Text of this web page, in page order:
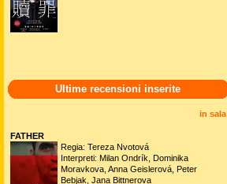
Ultime recensioni inserite
in sala
FATHER
Regia: Tereza Nvotová
Interpreti: Milan Ondrík, Dominika
Moravkova, Anna Geislerová, Peter
Bebjak, Jana Bittnerova